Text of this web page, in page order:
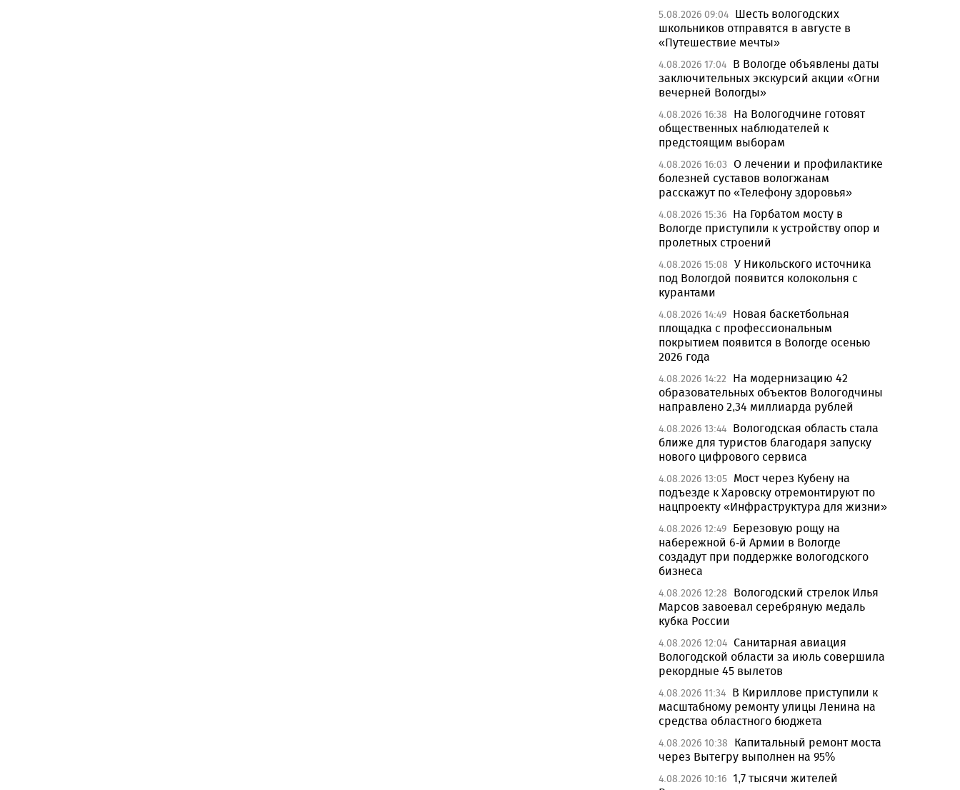
5.08.2026 09:04 Шесть вологодских
школьников отправятся в августе в
«Путешествие мечты»
4.08.2026 17:04 В Вологде объявлены даты
заключительных экскурсий акции «Огни
вечерней Вологды»
4.08.2026 16:38
На Вологодчине готовят
общественных наблюдателей к
предстоящим выборам
4.08.2026 16:03 О лечении и профилактике
болезней суставов вологжанам
расскажут по «Телефону здоровья»
4.08.2026 15:36 На Горбатом мосту в
Вологде приступили к устройству опор и
пролетных строений
4.08.2026 15:08 У Никольского источника
под Вологдой появится колокольня с
курантами
4.08.2026 14:49 Новая баскетбольная
площадка с профессиональным
покрытием появится в Вологде осенью
2026 года
4.08.2026 14:22
На модернизацию 42
образовательных объектов Вологодчины
направлено 2,34 миллиарда рублей
4.08.2026 13:44 Вологодская область стала
ближе для туристов благодаря запуску
нового цифрового сервиса
4.08.2026 13:05 Мост через Кубену на
подъезде к Харовску отремонтируют по
нацпроекту «Инфраструктура для жизни»
4.08.2026 12:49 Березовую рощу на
набережной 6-й Армии в Вологде
создадут при поддержке вологодского
бизнеса
4.08.2026 12:28
Вологодский стрелок Илья
Марсов завоевал серебряную медаль
кубка России
4.08.2026 12:04 Санитарная авиация
Вологодской области за июль совершила
рекордные 45 вылетов
4.08.2026 11:34 В Кириллове приступили к
масштабному ремонту улицы Ленина на
средства областного бюджета
4.08.2026 10:38
Капитальный ремонт моста
через Вытегру выполнен на 95%
4.08.2026 10:16 1,7 тысячи жителей